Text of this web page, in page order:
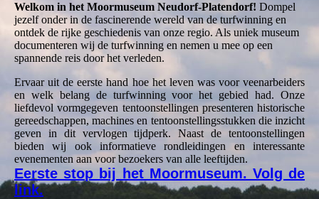
Welkom in het Moormuseum Neudorf-Platendorf! Dompel
jezelf onder in de fascinerende wereld van de turfwinning en
ontdek de rijke geschiedenis van onze regio. Als uniek museum
documenteren wij de turfwinning en nemen u mee op een
spannende reis door het verleden.
Ervaar uit de eerste hand hoe het leven was voor veenarbeiders
en welk belang de turfwinning voor het gebied had. Onze
liefdevol vormgegeven tentoonstellingen presenteren historische
gereedschappen, machines en tentoonstellingsstukken die inzicht
geven in dit vervlogen tijdperk. Naast de tentoonstellingen
bieden wij ook informatieve rondleidingen en interessante
evenementen aan voor bezoekers van alle leeftijden.
Eerste stop bij het Moormuseum. Volg de
link.